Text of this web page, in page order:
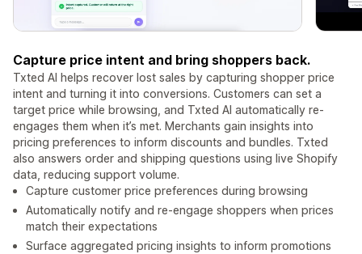
Capture price intent and bring shoppers back.
Txted AI helps recover lost sales by capturing shopper price
intent and turning it into conversions. Customers can set a
target price while browsing, and Txted AI automatically re-
engages them when it’s met. Merchants gain insights into
pricing preferences to inform discounts and bundles. Txted
also answers order and shipping questions using live Shopify
data, reducing support volume.
Capture customer price preferences during browsing
Automatically notify and re-engage shoppers when prices
match their expectations
Surface aggregated pricing insights to inform promotions